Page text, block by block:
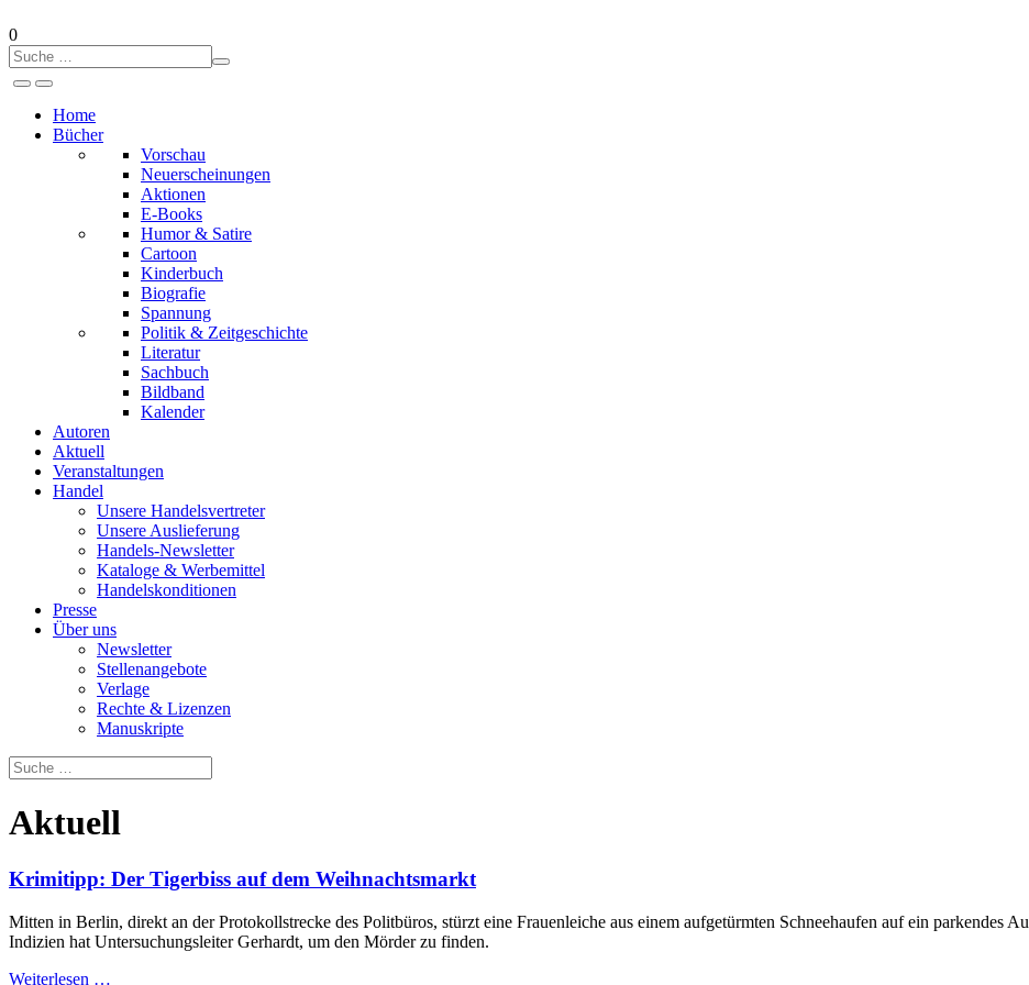
0
Home
Bücher
Vorschau
Neuerscheinungen
Aktionen
E-Books
Humor & Satire
Cartoon
Kinderbuch
Biografie
Spannung
Politik & Zeitgeschichte
Literatur
Sachbuch
Bildband
Kalender
Autoren
Aktuell
Veranstaltungen
Handel
Unsere Handelsvertreter
Unsere Auslieferung
Handels-Newsletter
Kataloge & Werbemittel
Handelskonditionen
Presse
Über uns
Newsletter
Stellenangebote
Verlage
Rechte & Lizenzen
Manuskripte
Aktuell
Krimitipp: Der Tigerbiss auf dem Weihnachtsmarkt
Mitten in Berlin, direkt an der Protokollstrecke des Politbüros, stürzt eine Frauenleiche aus einem aufgetürmten Schneehaufen auf ein parkendes
Indizien hat Untersuchungsleiter Gerhardt, um den Mörder zu finden.
Weiterlesen …